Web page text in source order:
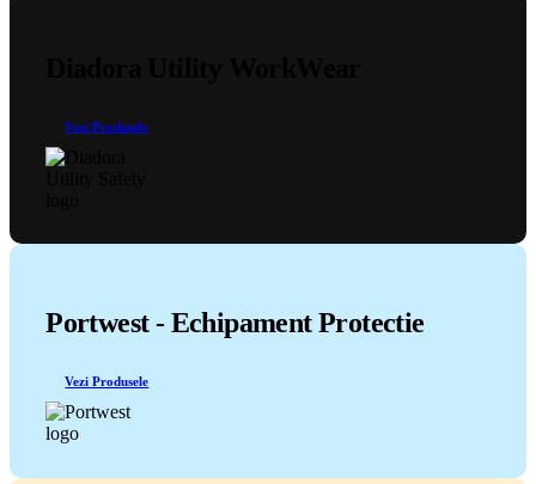
Vezi Produsele
Portwest - Echipament Protectie
Vezi Produsele